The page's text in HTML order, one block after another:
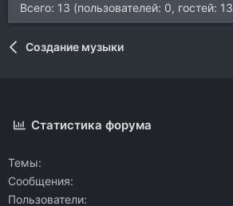
Всего: 13 (пользователей: 0, гостей:
Создание музыки
Статистика форума
Темы
Сообщения
Пользователи